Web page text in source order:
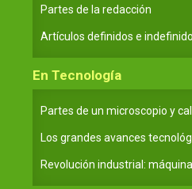
Partes de la redacción
Artículos definidos e
En Tecnología
Partes de un microscopio y
Los grandes avances
Revolución industrial: